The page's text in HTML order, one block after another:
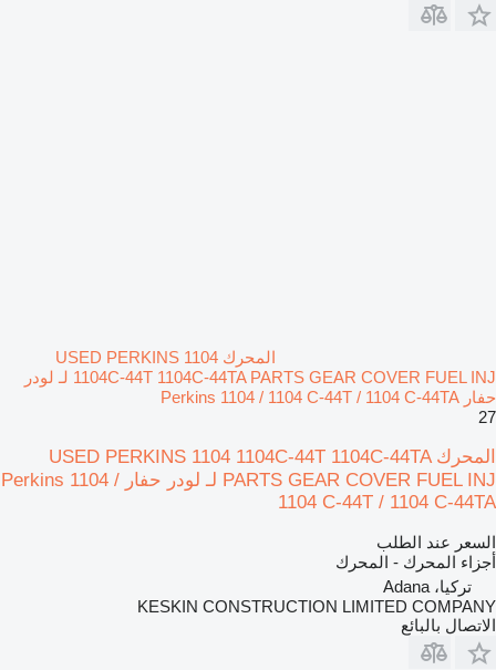
المحرك USED PERKINS 1104
1104C-44T 1104C-44TA PARTS GEAR COVER FUEL INJ لـ لودر
حفار Perkins 1104 / 1104 C-44T / 1104 C-44TA
27
المحرك USED PERKINS 1104 1104C-44T 1104C-44TA
PARTS GEAR COVER FUEL INJ لـ لودر حفار Perkins 1104 /
1104 C-44T / 1104 C-44TA
السعر عند الطلب
أجزاء المحرك - المحرك
تركيا، Adana
KESKIN CONSTRUCTION LIMITED COMPANY
الاتصال بالبائع